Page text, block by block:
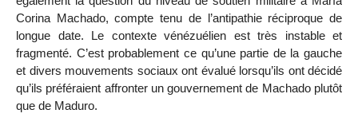
Corina Machado, compte tenu de l’antipathie réciproque de
longue date. Le contexte vénézuélien est très instable et
fragmenté. C’est probablement ce qu’une partie de la gauche
et divers mouvements sociaux ont évalué lorsqu’ils ont décidé
qu’ils préféraient affronter un gouvernement de Machado plutôt
que de Maduro.